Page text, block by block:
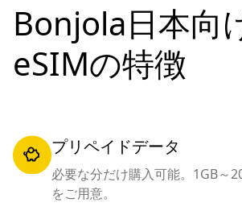
Bonjola日本向
eSIMの特徴
プリペイドデータ
必要な分だけ購入可能。1GB～
をご用意。